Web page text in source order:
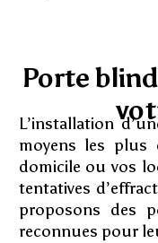
Porte
L’installation
moyens les plus
domicile ou vos
tentatives
proposons des
reconnues pour